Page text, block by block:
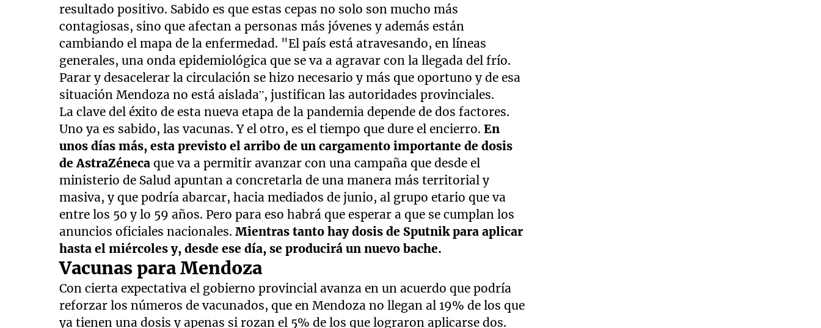
resultado positivo. Sabido es que estas cepas no solo son mucho más
contagiosas, sino que afectan a personas más jóvenes y además están
cambiando el mapa de la enfermedad. "El país está atravesando, en líneas
generales, una onda epidemiológica que se va a agravar con la llegada del frío.
Parar y desacelerar la circulación se hizo necesario y más que oportuno y de esa
situación Mendoza no está aislada”, justifican las autoridades provinciales.
La clave del éxito de esta nueva etapa de la pandemia depende de dos factores.
Uno ya es sabido, las vacunas. Y el otro, es el tiempo que dure el encierro.En
unos días más, esta previsto el arribo de un cargamento importante de dosis
de AstraZénecaque va a permitir avanzar con una campaña que desde el
ministerio de Salud apuntan a concretarla de una manera más territorial y
masiva, y que podría abarcar, hacia mediados de junio, al grupo etario que va
entre los 50 y lo 59 años. Pero para eso habrá que esperar a que se cumplan los
anuncios oficiales nacionales.Mientras tanto hay dosis de Sputnik para aplicar
hasta el miércoles y, desde ese día, se producirá un nuevo bache.
Vacunas para Mendoza
Con cierta expectativa el gobierno provincial avanza en un acuerdo que podría
reforzar los números de vacunados, que en Mendoza no llegan al 19% de los que
ya tienen una dosis y apenas si rozan el 5% de los que lograron aplicarse dos.